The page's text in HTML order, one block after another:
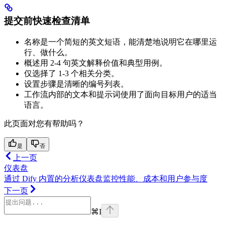
提交前快速检查清单
名称是一个简短的英文短语，能清楚地说明它在哪里运
行、做什么。
概述用 2-4 句英文解释价值和典型用例。
仅选择了 1-3 个相关分类。
设置步骤是清晰的编号列表。
工作流内部的文本和提示词使用了面向目标用户的适当
语言。
此页面对您有帮助吗？
是 否
上一页
仪表盘
通过 Dify 内置的分析仪表盘监控性能、成本和用户参与度
下一页
⌘I